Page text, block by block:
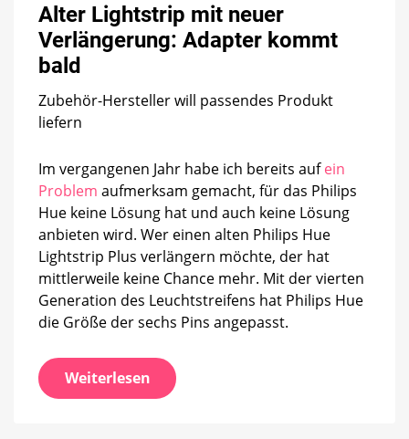
Verlängerung:
Adapter
Alter Lightstrip mit neuer
Verlängerung: Adapter kommt
bald
Zubehör-Hersteller will passendes Produkt
liefern
Im vergangenen Jahr habe ich bereits aufein
Problem aufmerksam gemacht, für das Philips
Hue keine Lösung hat und auch keine Lösung
anbieten wird. Wer einen alten Philips Hue
Lightstrip Plus verlängern möchte, der hat
mittlerweile keine Chance mehr. Mit der vierten
Generation des Leuchtstreifens hat Philips Hue
die Größe der sechs Pins angepasst.
Weiterlesen